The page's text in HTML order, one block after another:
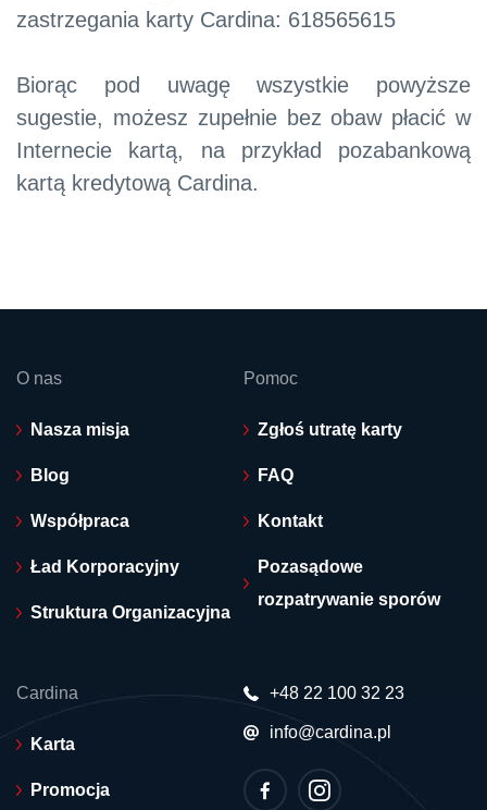
zastrzegania karty Cardina: 618565615
Biorąc pod uwagę wszystkie powyższe
sugestie, możesz zupełnie bez obaw płacić w
Internecie kartą, na przykład pozabankową
kartą kredytową Cardina.
O nas
Nasza misja
Blog
Współpraca
Ład Korporacyjny
Struktura Organizacyjna
Pomoc
Zgłoś utratę karty
FAQ
Kontakt
Pozasądowe
rozpatrywanie sporów
Cardina
Karta
Promocja
+48 22 100 32 23
info@cardina.pl